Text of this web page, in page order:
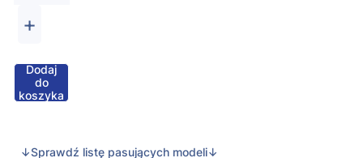
+
Dodaj
do
koszyka
↓Sprawdź listę pasujących modeli↓